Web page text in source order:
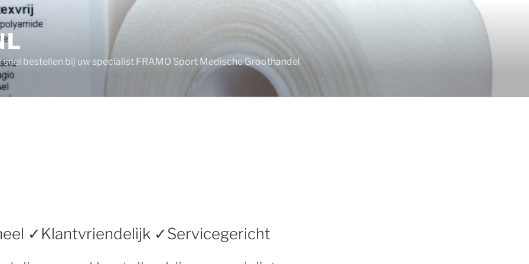
bestellen bij uw specialist FRAMO Sport Medische Groothandel
✓Klantvriendelijk ✓Servicegericht